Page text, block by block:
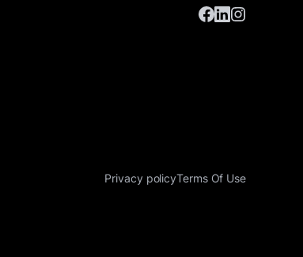
Privacy policyTerms Of Use